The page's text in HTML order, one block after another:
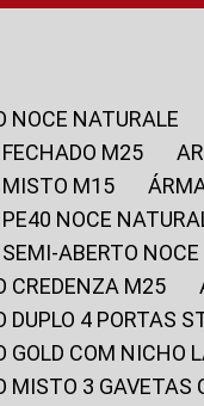
NOCE NATURALE
FECHADO M25
MISTO M15
PE40 NOCE
SEMI-ABERTO
CREDENZA M25
DUPLO 4 PORTAS
GOLD COM NICHO
MISTO 3